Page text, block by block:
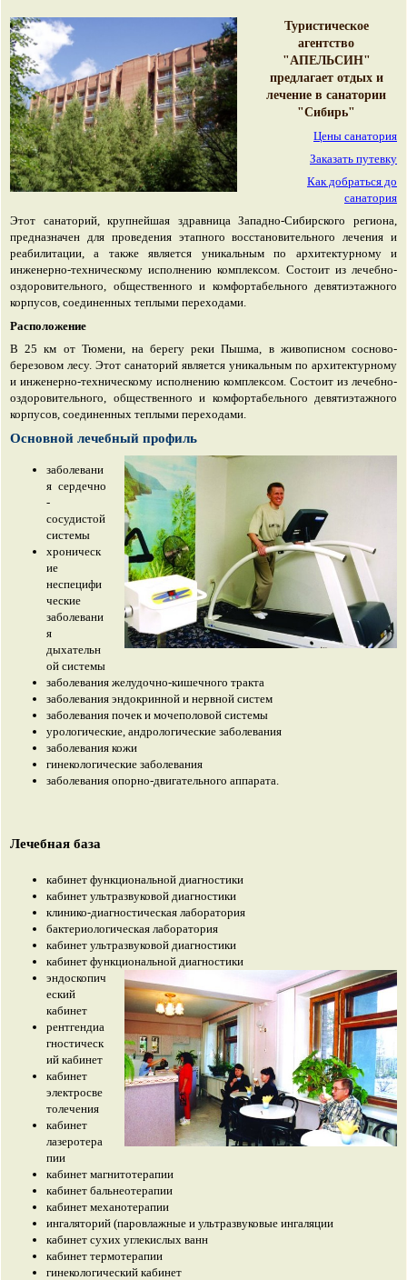
Туристическое
агентство
"АПЕЛЬСИН"
предлагает отдых и
лечение в санатории
"Сибирь"
Цены санатория
Заказать путевку
Как добраться до
санатория
Этот санаторий, крупнейшая здравница Западно-Сибирского региона,
предназначен для проведения этапного восстановительного лечения и
реабилитации, а также является уникальным по архитектурному и
инженерно-техническому исполнению комплексом. Состоит из лечебно-
оздоровительного, общественного и комфортабельного девятиэтажного
корпусов, соединенных теплыми переходами.
Расположение
В 25 км от Тюмени, на берегу реки Пышма, в живописном сосново-
березовом лесу. Этот санаторий является уникальным по архитектурному
и инженерно-техническому исполнению комплексом. Состоит из лечебно-
оздоровительного, общественного и комфортабельного девятиэтажного
корпусов, соединенных теплыми переходами.
Основной лечебный профиль
заболевани
я сердечно
-
сосудистой
системы
хроническ
ие
неспецифи
ческие
заболевани
я
дыхательн
ой системы
заболевания желудочно-кишечного тракта
заболевания эндокринной и нервной систем
заболевания почек и мочеполовой системы
урологические, андрологические заболевания
заболевания кожи
гинекологические заболевания
заболевания опорно-двигательного аппарата.
Лечебная база
кабинет функциональной диагностики
кабинет ультразвуковой диагностики
клинико-диагностическая лаборатория
бактериологическая лаборатория
кабинет ультразвуковой диагностики
кабинет функциональной диагностики
эндоскопич
еский
кабинет
рентгендиа
гностическ
ий кабинет
кабинет
электросве
толечения
кабинет
лазеротера
пии
кабинет магнитотерапии
кабинет бальнеотерапии
кабинет механотерапии
ингаляторий (паровлажные и ультразвуковые ингаляции
кабинет сухих углекислых ванн
кабинет термотерапии
гинекологический кабинет